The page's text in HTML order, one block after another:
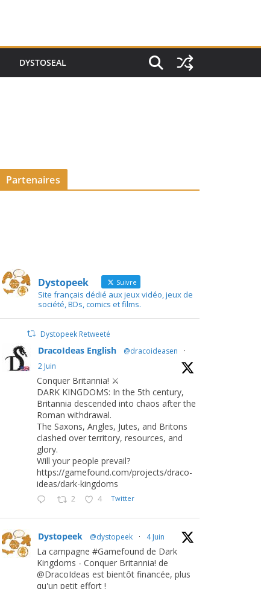
DYSTOSEAL
Partenaires
Dystopeek Suivre
Site français dédié aux jeux vidéo, jeux de
société, BDs, comics et films.
Dystopeek Retweeté
DracoIdeas English @dracoideasen
·
2 Juin
Conquer Britannia! ⚔️
DARK KINGDOMS: In the 5th century,
Britannia descended into chaos after the
Roman withdrawal.
The Saxons, Angles, Jutes, and Britons
clashed over territory, resources, and
glory.
Will your people prevail?
https://gamefound.com/projects/draco-
ideas/dark-kingdoms
2 4 Twitter
Dystopeek @dystopeek · 4 Juin
La campagne #Gamefound de Dark
Kingdoms - Conquer Britannia! de
@DracoIdeas est bientôt financée, plus
qu'un petit effort !